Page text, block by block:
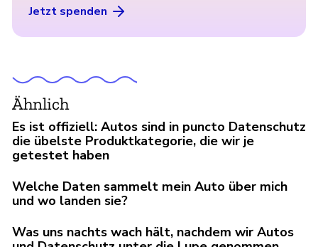
Jetzt spenden
Ähnlich
Es ist offiziell: Autos sind in puncto Datenschutz
die übelste Produktkategorie, die wir je
getestet haben
Welche Daten sammelt mein Auto über mich
und wo landen sie?
Was uns nachts wach hält, nachdem wir Autos